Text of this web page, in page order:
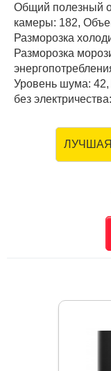
Общий полезный
камеры: 182,
Разморозка
Разморозка
Уровень шума:
без